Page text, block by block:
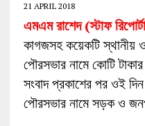
21 APRIL 2018
এমএম রাশেদ (স্টাফ
কাগজসহ কয়েকটি স্থানীয়
পৌরসভার নামে কোটি
সংবাদ প্রকাশের পর ওই
পৌরসভার নামে সড়ক ও